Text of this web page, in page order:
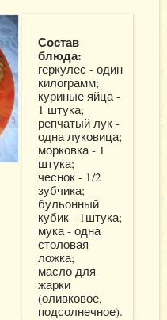
Состав
блюда:
геркулес - один
килограмм;
куриные яйца -
1 штука;
репчатый лук -
одна луковица;
морковка - 1
штука;
чеснок - 1/2
зубчика;
бульонный
кубик - 1штука;
мука - одна
столовая
ложка;
масло для
жарки
(оливковое,
подсолнечное).